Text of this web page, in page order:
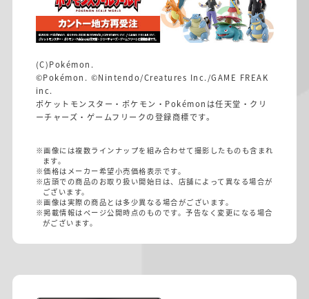
(C)Pokémon.
©Pokémon. ©Nintendo/Creatures Inc./GAME FREAK
inc.
ポケットモンスター・ポケモン・Pokémonは任天堂・クリ
ーチャーズ・ゲームフリークの登録商標です。
※画像には複数ラインナップを組み合わせて撮影したものも含まれ
ます。
※価格はメーカー希望小売価格表示です。
※店頭での商品のお取り扱い開始日は、店舗によって異なる場合が
ございます。
※画像は実際の商品とは多少異なる場合がございます。
※掲載情報はページ公開時点のものです。予告なく変更になる場合
がございます。